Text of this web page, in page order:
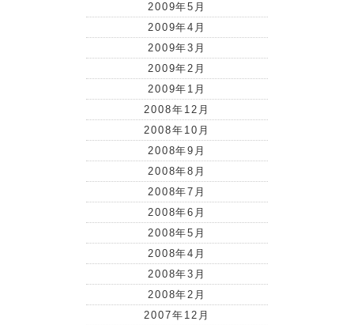
2009年5月
2009年4月
2009年3月
2009年2月
2009年1月
2008年12月
2008年10月
2008年9月
2008年8月
2008年7月
2008年6月
2008年5月
2008年4月
2008年3月
2008年2月
2007年12月